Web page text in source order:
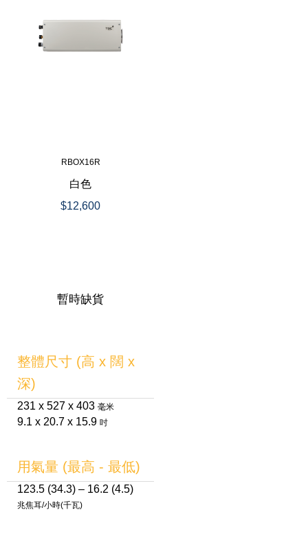
RBOX16R
白色
$12,600
暫時缺貨
整體尺寸 (高 x 闊 x
深)
231 x 527 x 403 毫米
9.1 x 20.7 x 15.9 吋
用氣量 (最高 - 最低)
123.5 (34.3) – 16.2 (4.5)
兆焦耳/小時(千瓦)